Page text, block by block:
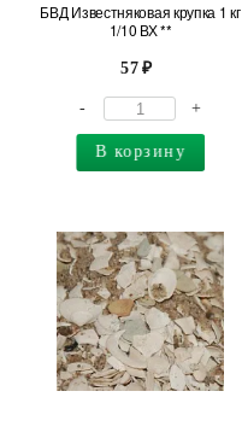
БВД Известняковая крупка 1 кг
1/10 ВХ **
57
- +
В корзину